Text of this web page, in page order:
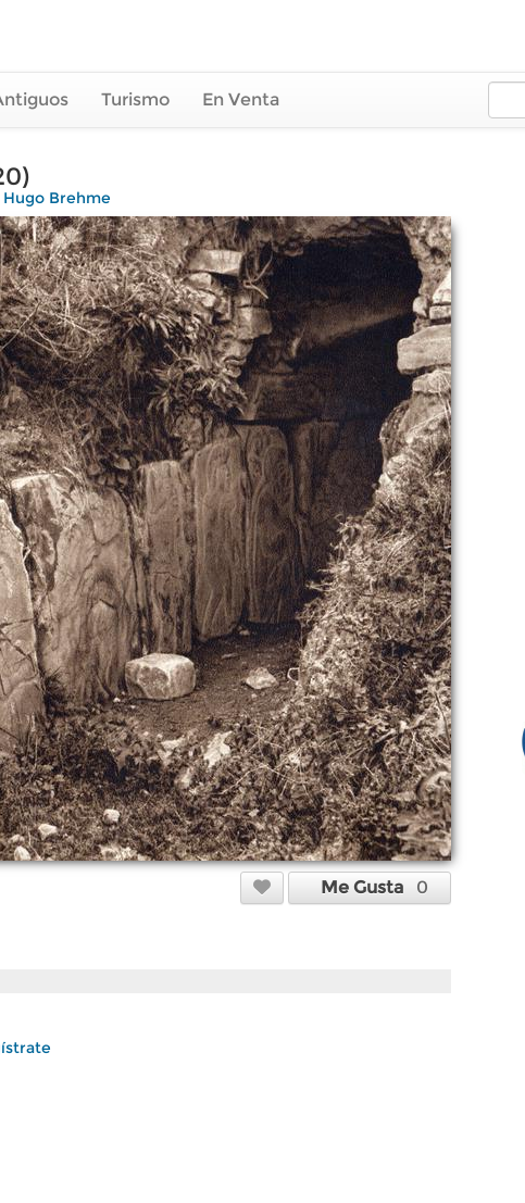
Turismo En Venta
Hugo Brehme
Me Gusta 0